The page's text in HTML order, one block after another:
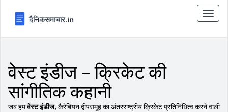
टॉगल
से
वेस्ट इंडीज – क्रिकेट की
सांगीतिक कहानी
जब हमवेस्ट इंडीज, कैरेबियन द्वीपसमूह का अंतरराष्ट्रीय क्रिकेट प्रतिनिधित्व करने वाली